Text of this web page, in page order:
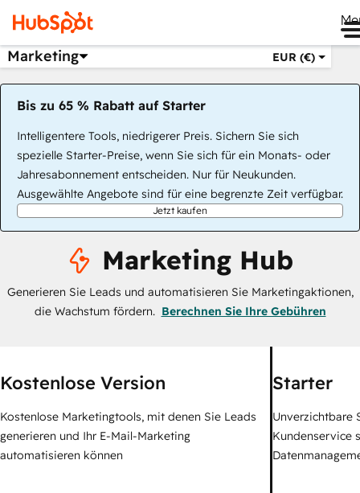
Marketing EUR (€)
Bis zu 65 % Rabatt auf Starter
Intelligentere Tools, niedrigerer Preis. Sichern Sie sich
spezielle Starter-Preise, wenn Sie sich für ein Monats- oder
Jahresabonnement entscheiden. Nur für Neukunden.
Ausgewählte Angebote sind für eine begrenzte Zeit verfügbar.
Jetzt kaufen
Marketing Hub
Generieren Sie Leads und automatisieren Sie Marketingaktionen,
die Wachstum fördern. Berechnen Sie Ihre Gebühren
Kostenlose Version
Kostenlose Marketingtools, mit denen Sie Leads
generieren und Ihr E-Mail-Marketing
automatisieren können
Starter
Unverzichtbare
Kundenservice